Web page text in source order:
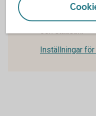
För att se
godkänna
Inställningar